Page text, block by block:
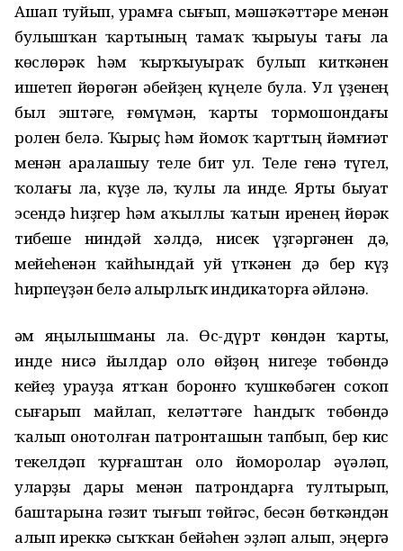
Ашап туйып, урамға сығып, мәшәҡәттәре менән
булышҡан ҡартының тамаҡ ҡырыуы тағы ла
көслөрәк һәм ҡырҡыуыраҡ булып киткәнен
ишетеп йөрөгән әбейҙең күңеле була. Ул үҙенең
был эштәге, ғөмүмән, ҡарты тормошондағы
ролен белә. Ҡырыҫ һәм йомоҡ ҡарттың йәмғиәт
менән аралашыу теле бит ул. Теле генә түгел,
ҡолағы ла, күҙе лә, ҡулы ла инде. Ярты быуат
эсендә һиҙгер һәм аҡыллы ҡатын иренең йөрәк
тибеше ниндәй хәлдә, нисек үҙгәргәнен дә,
мейеһенән ҡайһындай уй үткәнен дә бер күҙ
һирпеүҙән белә алырлыҡ индикаторға әйләнә.
Һәм яңылышманы ла. Өс-дүрт көндән ҡарты,
инде нисә йылдар оло өйҙөң нигеҙе төбөндә
кейеҙ урауҙа ятҡан боронғо ҡушкөбәген соҡоп
сығарып майлап, келәттәге һандыҡ төбөндә
ҡалып онотолған патронташын тапбып, бер кис
текелдәп ҡурғаштан оло йоморолар әүәләп,
уларҙы дары менән патрондарға тултырып,
баштарына гәзит тығып төйгәс, бесән бөткәндән
алып иреккә сыҡҡан бейәһен эҙләп алып, эңергә